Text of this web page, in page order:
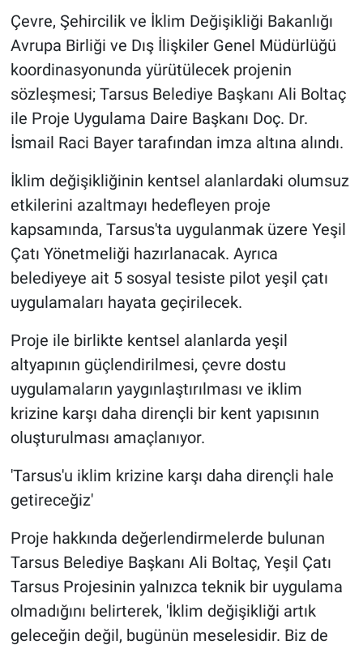
Çevre, Şehircilik ve İklim Değişikliği Bakanlığı
Avrupa Birliği ve Dış İlişkiler Genel Müdürlüğü
koordinasyonunda yürütülecek projenin
sözleşmesi; Tarsus Belediye Başkanı Ali Boltaç
ile Proje Uygulama Daire Başkanı Doç. Dr.
İsmail Raci Bayer tarafından imza altına alındı.
İklim değişikliğinin kentsel alanlardaki olumsuz
etkilerini azaltmayı hedefleyen proje
kapsamında, Tarsus'ta uygulanmak üzere Yeşil
Çatı Yönetmeliği hazırlanacak. Ayrıca
belediyeye ait 5 sosyal tesiste pilot yeşil çatı
uygulamaları hayata geçirilecek.
Proje ile birlikte kentsel alanlarda yeşil
altyapının güçlendirilmesi, çevre dostu
uygulamaların yaygınlaştırılması ve iklim
krizine karşı daha dirençli bir kent yapısının
oluşturulması amaçlanıyor.
'Tarsus'u iklim krizine karşı daha dirençli hale
getireceğiz'
Proje hakkında değerlendirmelerde bulunan
Tarsus Belediye Başkanı Ali Boltaç, Yeşil Çatı
Tarsus Projesinin yalnızca teknik bir uygulama
olmadığını belirterek, 'İklim değişikliği artık
geleceğin değil, bugünün meselesidir. Biz de